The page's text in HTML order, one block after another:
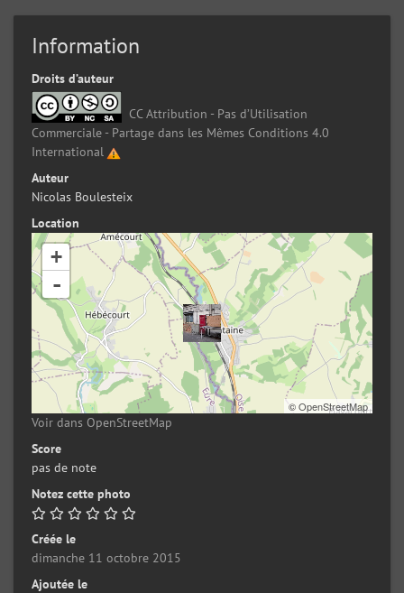
Information
Droits d’auteur
CC Attribution - Pas d’Utilisation
Commerciale - Partage dans les Mêmes Conditions 4.0
International
Auteur
Nicolas Boulesteix
Location
+
-
©OpenStreetMap
Voir dans OpenStreetMap
Score
pas de note
Notez cette photo
Créée le
dimanche 11 octobre 2015
Ajoutée le